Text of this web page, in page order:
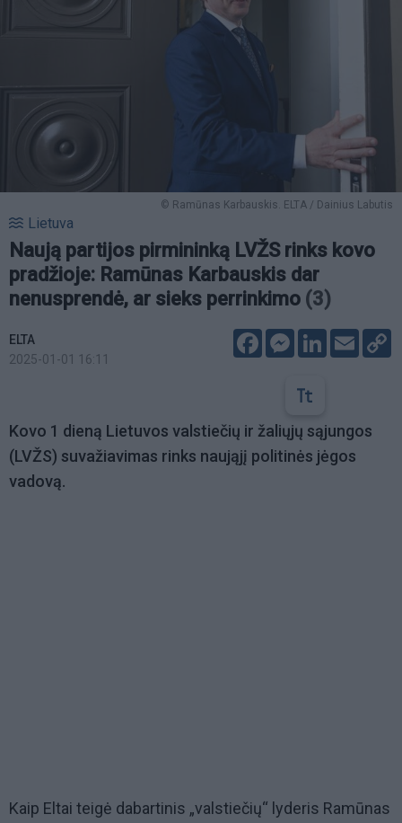
© Ramūnas Karbauskis. ELTA / Dainius Labutis
Lietuva
Naują partijos pirmininką LVŽS rinks kovo
pradžioje: Ramūnas Karbauskis dar
nenusprendė, ar sieks perrinkimo (3)
ELTA
2025-01-01 16:11
FacebookMessenger
LinkedIn
Email
Kovo 1 dieną Lietuvos valstiečių ir žaliųjų sąjungos
(LVŽS) suvažiavimas rinks naująjį politinės jėgos
vadovą.
Kaip Eltai teigė dabartinis „valstiečių“ lyderis Ramūnas